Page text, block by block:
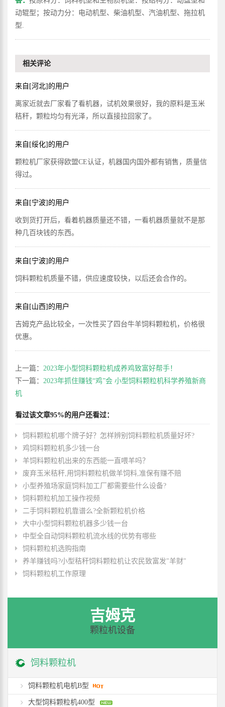
动辊型；按动力分：电动机型、柴油机型、汽油机型、拖拉机
型.
相关评论
来自[河北]的用户
离家近就去厂家看了看机器，试机效果很好，我的原料是玉米
秸秆，颗粒均匀有光泽，所以直接拉回家了。
来自[绥化]的用户
颗粒机厂家获得欧盟CE认证，机器国内国外都有销售，质量信
得过。
来自[宁波]的用户
收到货打开后，看着机器质量还不错，一看机器质量就不是那
种几百块钱的东西。
来自[宁波]的用户
饲料颗粒机质量不错，供应速度较快，以后还会合作的。
来自[山西]的用户
吉姆克产品比较全，一次性买了四台牛羊饲料颗粒机，价格很
优惠。
上一篇： 2023年小型饲料颗粒机成养鸡致富好帮手！
下一篇： 2023年抓住赚钱“鸡”会 小型饲料颗粒机科学养殖新商
机
看过该文章95%的用户还看过：
饲料颗粒机哪个牌子好？怎样辨别饲料颗粒机质量好坏?
鸡饲料颗粒机多少钱一台
羊饲料颗粒机出来的东西能一直喂羊吗？
废弃玉米秸秆,用饲料颗粒机做羊饲料,准保有赚不赔
小型养殖场家庭饲料加工厂都需要些什么设备?
饲料颗粒机加工操作视频
二手饲料颗粒机靠谱么?全新颗粒机价格
大中小型饲料颗粒机器多少钱一台
中型全自动饲料颗粒机流水线的优势有哪些
饲料颗粒机选购指南
养羊赚钱吗?小型秸秆饲料颗粒机让农民致富发"羊财"
饲料颗粒机工作原理
吉姆克
颗粒机设备
饲料颗粒机
饲料颗粒机电机B型
大型饲料颗粒机400型